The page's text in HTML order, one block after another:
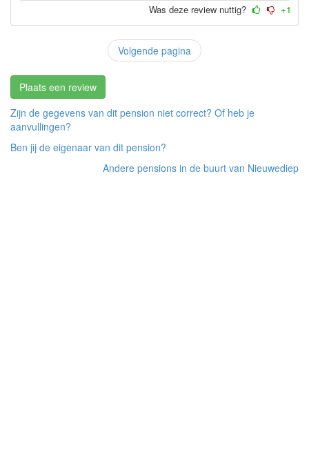
Was deze review nuttig? +1
Volgende pagina
Plaats een review
Zijn de gegevens van dit pension niet correct? Of heb je
aanvullingen?
Ben jij de eigenaar van dit pension?
Andere pensions in de buurt van Nieuwediep